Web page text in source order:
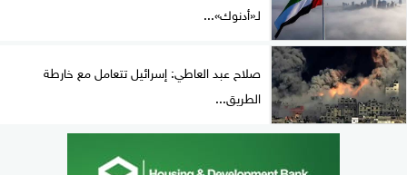
لـ«أدنوك»...
صلاح عبد العاطي: إسرائيل تتعامل مع خارطة
الطريق...